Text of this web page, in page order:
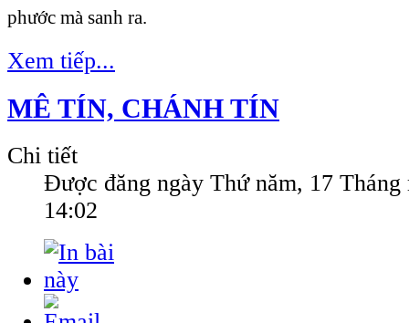
phước mà sanh ra.
Xem tiếp...
MÊ TÍN, CHÁNH TÍN
Chi tiết
Được đăng ngày Thứ năm, 17
14:02